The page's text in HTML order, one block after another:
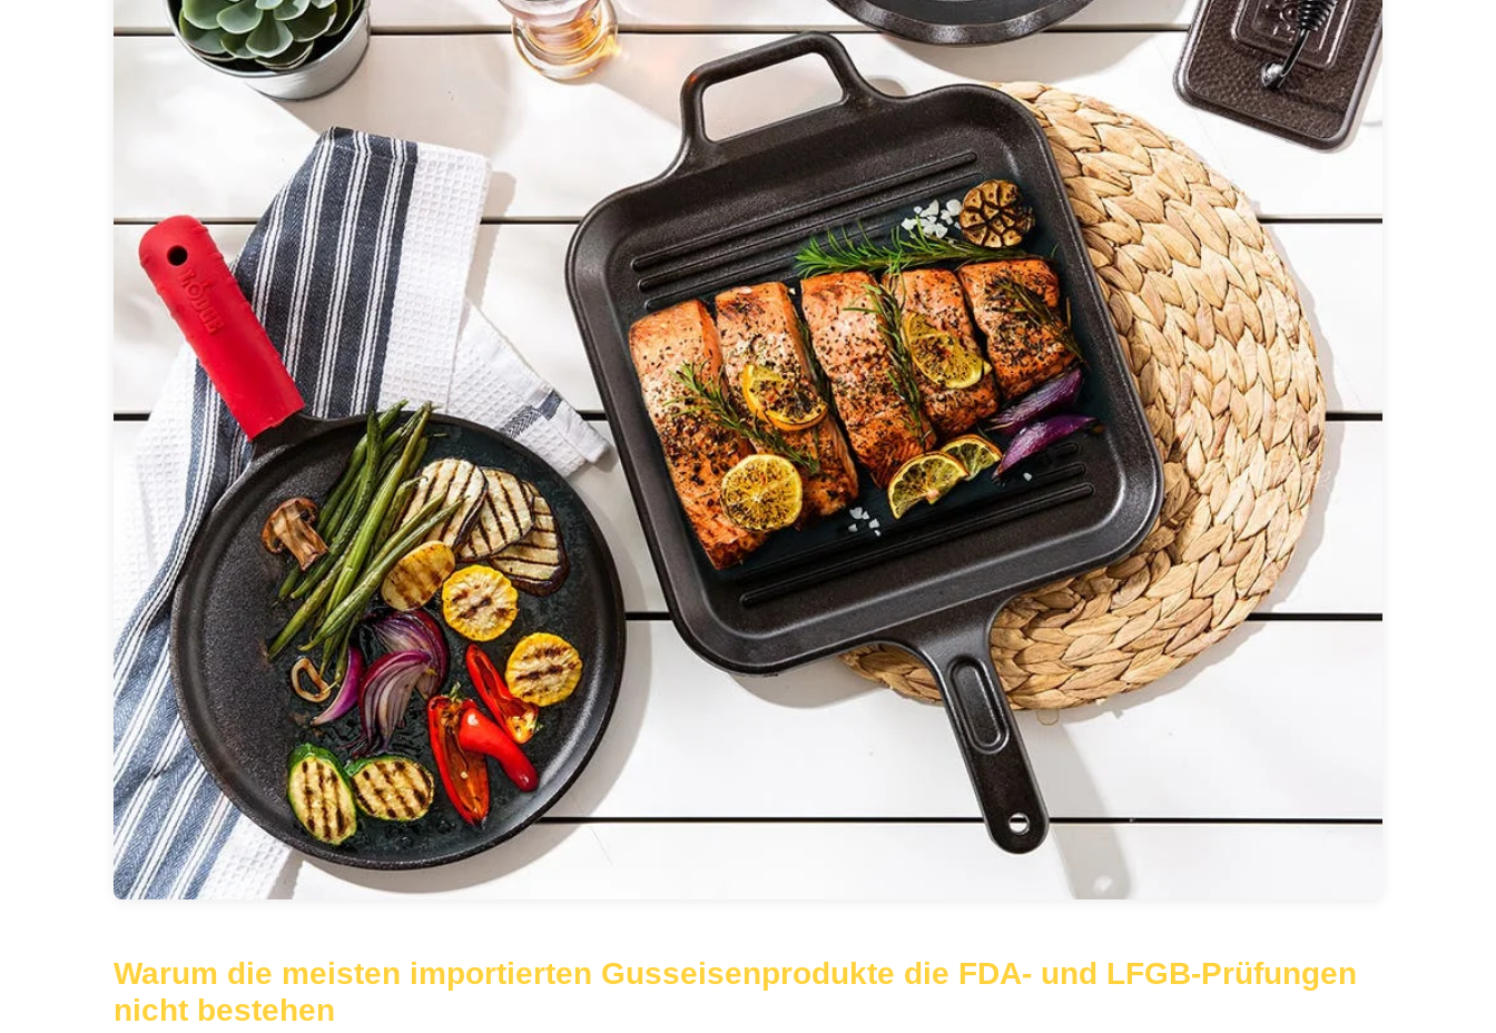
Warum die meisten importierten Gusseisenprodukte die FDA- und LFGB-Prüfungen
nicht bestehen